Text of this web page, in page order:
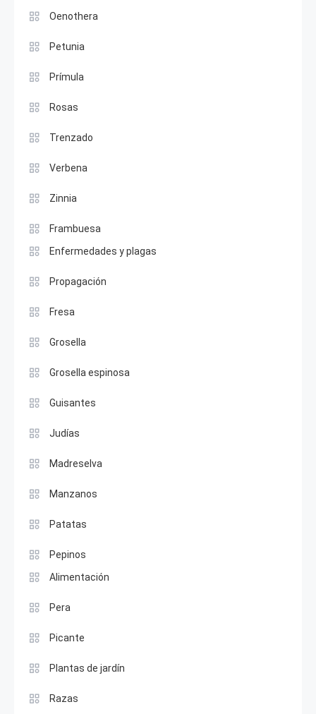
Oenothera
Petunia
Prímula
Rosas
Trenzado
Verbena
Zinnia
Frambuesa
Enfermedades y plagas
Propagación
Fresa
Grosella
Grosella espinosa
Guisantes
Judías
Madreselva
Manzanos
Patatas
Pepinos
Alimentación
Pera
Picante
Plantas de jardín
Razas